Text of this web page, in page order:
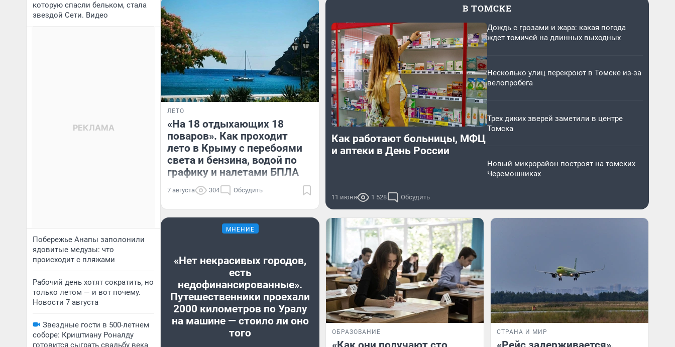
которую спасли бельком, стала
звездой Сети. Видео
Побережье Анапы заполонили
ядовитые медузы: что
происходит с пляжами
Рабочий день хотят сократить, но
только летом — и вот почему.
Новости 7 августа
Звездные гости в 500-летнем
соборе: Криштиану Роналду
готовится сыграть свадьбу века
ЛЕТО
«На 18 отдыхающих 18
поваров». Как проходит
лето в Крыму с перебоями
света и бензина, водой по
графику и налетами БПЛА
7 августа 304 Обсудить
В ТОМСКЕ
Как работают больницы, МФЦ
и аптеки в День России
11 июня 1 528 Обсудить
Дождь с грозами и жара: какая погода
ждет томичей на длинных выходных
Несколько улиц перекроют в Томске из-за
велопробега
Трех диких зверей заметили в центре
Томска
Новый микрорайон построят на томских
Черемошниках
МНЕНИЕ
«Нет некрасивых городов,
есть
недофинансированные».
Путешественники проехали
2000 километров по Уралу
на машине — стоило ли оно
того
ОБРАЗОВАНИЕ СТРАНА И МИР